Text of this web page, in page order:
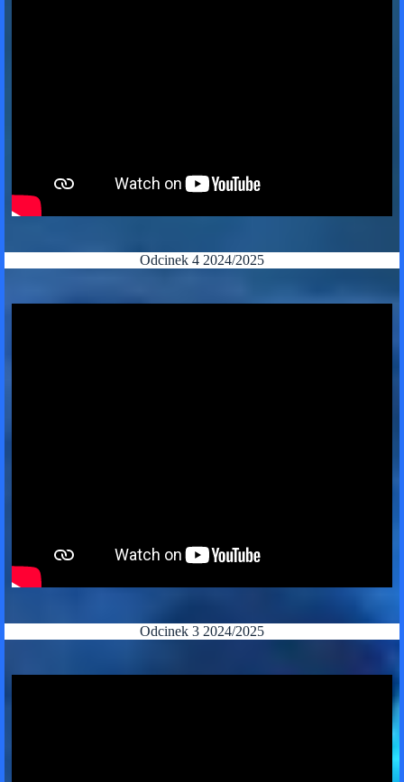
Odcinek 4 2024/2025
Odcinek 3 2024/2025